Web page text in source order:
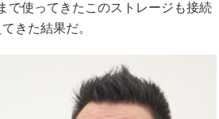
で使ってきたこのストレージも接続
きた結果だ。